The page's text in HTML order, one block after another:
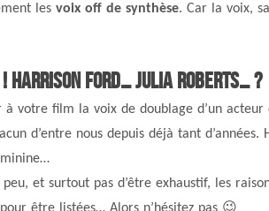
les voix off de synthèse. Car la voix,
Harrison Ford… Julia Roberts… ?
à votre film la voix de doublage d’un
d’entre nous depuis déjà tant d’années.
et surtout pas d’être exhaustif, les